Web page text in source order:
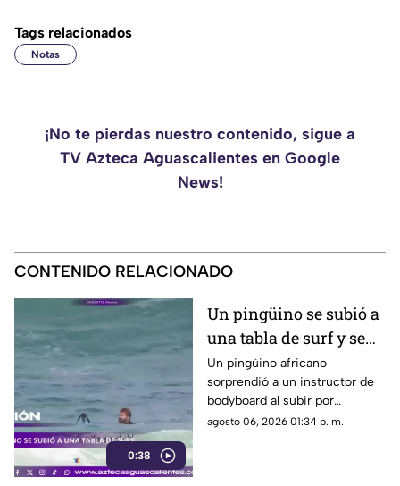
Tags relacionados
Notas
¡No te pierdas nuestro contenido, sigue a
TV Azteca Aguascalientes en Google
News!
CONTENIDO RELACIONADO
0:38
Un pingüino se subió a
una tabla de surf y se
viraliza
Un pingüino africano
sorprendió a un instructor de
bodyboard al subir por
iniciativa propia a su tabla y
agosto 06, 2026 01:34 p. m.